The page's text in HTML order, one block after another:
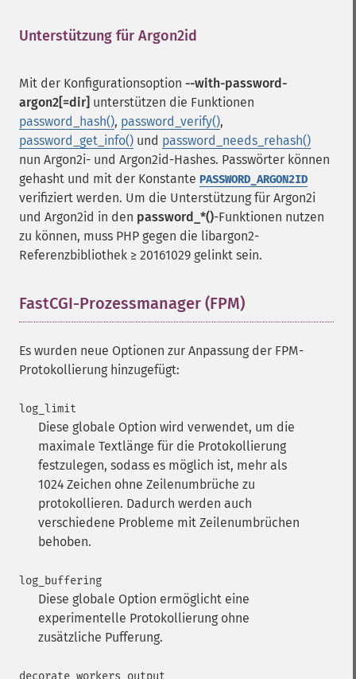
Unterstützung für Argon2id
Mit der Konfigurationsoption --with-password-
argon2[=dir] unterstützen die Funktionen
password_hash(), password_verify(),
password_get_info() und password_needs_rehash()
nun Argon2i- und Argon2id-Hashes. Passwörter können
gehasht und mit der Konstante PASSWORD_ARGON2ID
verifiziert werden. Um die Unterstützung für Argon2i
und Argon2id in den password_*()-Funktionen nutzen
zu können, muss PHP gegen die libargon2-
Referenzbibliothek ≥ 20161029 gelinkt sein.
FastCGI-Prozessmanager (FPM)
Es wurden neue Optionen zur Anpassung der FPM-
Protokollierung hinzugefügt:
log_limit
Diese globale Option wird verwendet, um die
maximale Textlänge für die Protokollierung
festzulegen, sodass es möglich ist, mehr als
1024 Zeichen ohne Zeilenumbrüche zu
protokollieren. Dadurch werden auch
verschiedene Probleme mit Zeilenumbrüchen
behoben.
log_buffering
Diese globale Option ermöglicht eine
experimentelle Protokollierung ohne
zusätzliche Pufferung.
decorate_workers_output